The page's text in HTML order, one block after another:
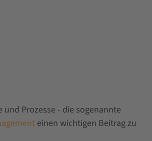
Prozesse - die sogenannte
einen wichtigen Beitrag zu